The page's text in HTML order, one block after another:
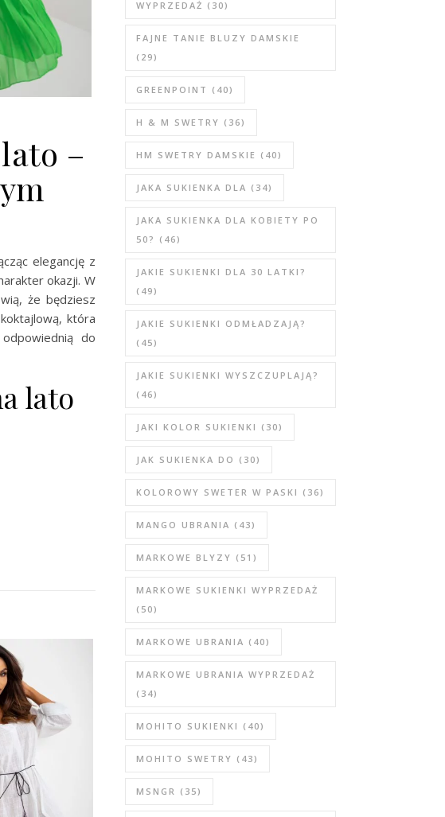
–
elegancję z
okazji. W
że będziesz
która
do
lato
WYPRZEDAŻ (30)
FAJNE TANIE BLUZY DAMSKIE
(29)
GREENPOINT (40)
H & M SWETRY (36)
HM SWETRY DAMSKIE (40)
JAKA SUKIENKA DLA (34)
JAKA SUKIENKA DLA KOBIETY PO
50? (46)
JAKIE SUKIENKI DLA 30 LATKI?
(49)
JAKIE SUKIENKI ODMŁADZAJĄ?
(45)
JAKIE SUKIENKI WYSZCZUPLAJĄ?
(46)
JAKI KOLOR SUKIENKI (30)
JAK SUKIENKA DO (30)
KOLOROWY SWETER W PASKI (36)
MANGO UBRANIA (43)
MARKOWE BLYZY (51)
MARKOWE SUKIENKI WYPRZEDAŻ
(50)
MARKOWE UBRANIA (40)
MARKOWE UBRANIA WYPRZEDAŻ
(34)
MOHITO SUKIENKI (40)
MOHITO SWETRY (43)
MSNGR (35)